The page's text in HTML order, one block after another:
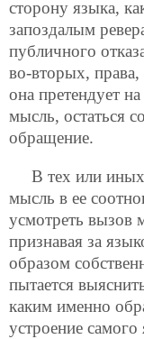
сторону языка,
запоздалым
публичного
во-вторых,
она претендует
мысль, остаться
обращение.
В тех или
мысль в ее
усмотреть вызов
признавая за
образом
пытается
каким именно
устроение